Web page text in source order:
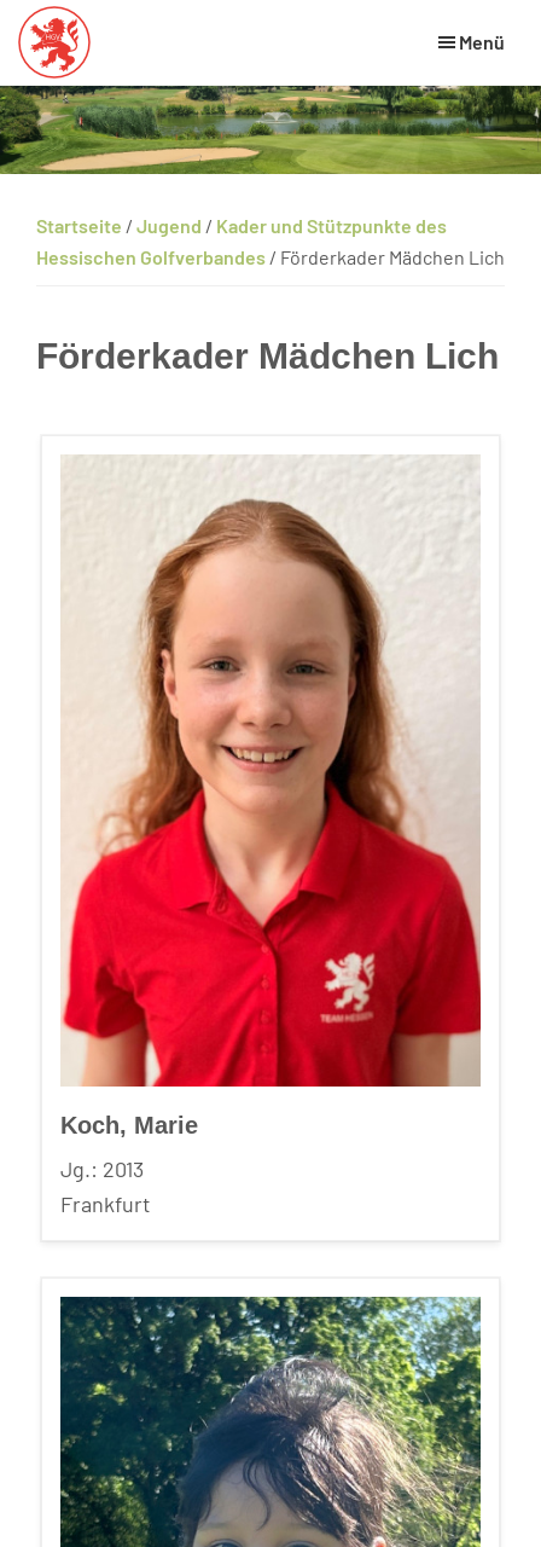
Skip
to
main
content
Zur
Hauptsidebar
springen
Zur
Fußzeile
springen
Hessischer
Golfverband
HGV
Website
Menü
Startseite / Jugend / Kader und Stützpunkte des
Hessischen Golfverbandes / Förderkader Mädchen Lich
Förderkader Mädchen Lich
Koch, Marie
Jg.: 2013
Frankfurt